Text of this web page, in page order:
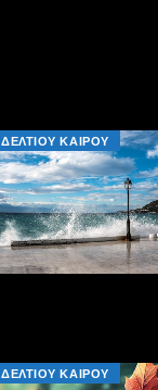
ΔΕΛΤΙΟΥ ΚΑΙΡΟΥ
ΔΕΛΤΙΟΥ ΚΑΙΡΟΥ